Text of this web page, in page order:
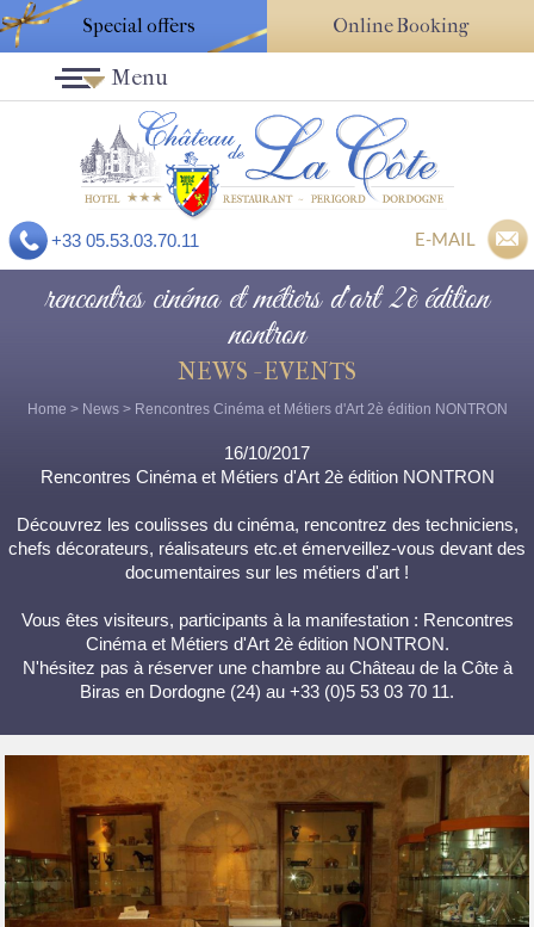
Special offers Online Booking
+33 05.53.03.70.11 E-MAIL
Menu
rencontres cinéma et métiers d'art 2è édition
nontron
NEWS - EVENTS
Home > News> Rencontres Cinéma et Métiers d'Art 2è édition NONTRON
16/10/2017
Rencontres Cinéma et Métiers d'Art 2è édition NONTRON
Découvrez les coulisses du cinéma, rencontrez des techniciens,
chefs décorateurs, réalisateurs etc.et émerveillez-vous devant des
documentaires sur les métiers d'art !
Vous êtes visiteurs, participants à la manifestation : Rencontres
Cinéma et Métiers d'Art 2è édition NONTRON.
N'hésitez pas à réserver une chambre au Château de la Côte à
Biras en Dordogne (24) au +33 (0)5 53 03 70 11.